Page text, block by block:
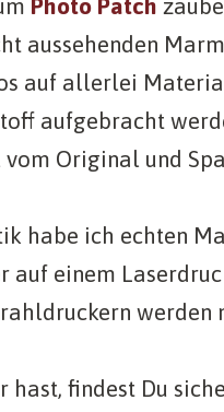
Photo Patch
aussehenden
auf allerlei
aufgebracht
Original und
habe ich echten
auf einem
werden
hast, findest Du